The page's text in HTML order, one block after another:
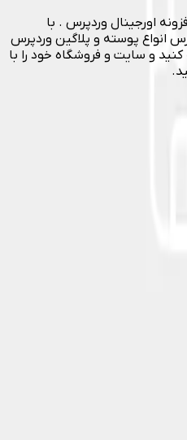
اورجینال وردپرس . با
انواع پوسته و پلاگین وردپرس
کنید و سایت و فروشگاه خود را با